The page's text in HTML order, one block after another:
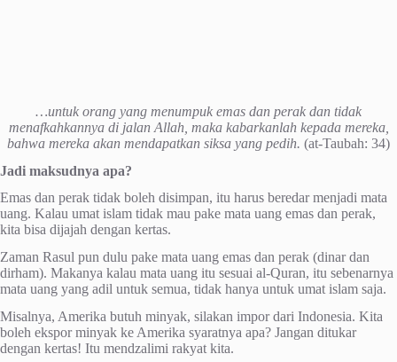
…untuk orang yang menumpuk emas dan perak dan tidak
menafkahkannya di jalan Allah, maka kabarkanlah kepada mereka,
bahwa mereka akan mendapatkan siksa yang pedih. (at-Taubah: 34)
Jadi maksudnya apa?
Emas dan perak tidak boleh disimpan, itu harus beredar menjadi mata
uang. Kalau umat islam tidak mau pake mata uang emas dan perak,
kita bisa dijajah dengan kertas.
Zaman Rasul pun dulu pake mata uang emas dan perak (dinar dan
dirham). Makanya kalau mata uang itu sesuai al-Quran, itu sebenarnya
mata uang yang adil untuk semua, tidak hanya untuk umat islam saja.
Misalnya, Amerika butuh minyak, silakan impor dari Indonesia. Kita
boleh ekspor minyak ke Amerika syaratnya apa? Jangan ditukar
dengan kertas! Itu mendzalimi rakyat kita.